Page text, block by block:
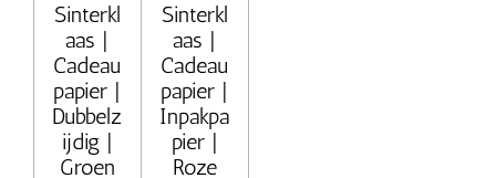
Sinterkl
aas |
Cadeau
papier |
Dubbelz
ijdig |
Groen
Sinterkl
aas |
Cadeau
papier |
Inpakpa
pier |
Roze